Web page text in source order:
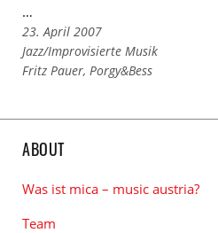
…
23. April 2007
Links
zu
Jazz/Improvisierte Musik
Links
Fritz Pauer, Porgy&Bess
ABOUT
Was ist mica – music austria?
Team